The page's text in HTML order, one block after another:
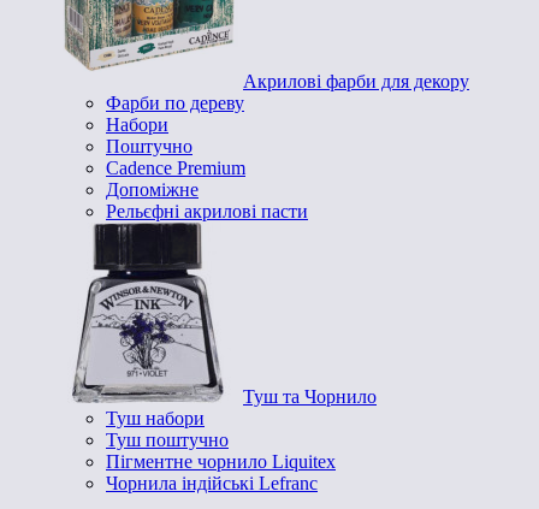
Акрилові фарби для декору
Фарби по дереву
Набори
Поштучно
Cadence Premium
Допоміжне
Рельєфні акрилові пасти
Туш та Чорнило
Туш набори
Туш поштучно
Пігментне чорнило Liquitex
Чорнила індійські Lefranc